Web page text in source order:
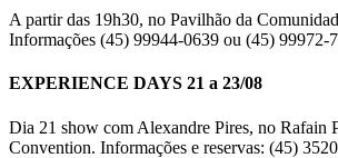
A partir das 19h30, no Pavilhão da
Informações (45) 99944-0639 ou (45) 99972-
EXPERIENCE DAYS 21 a 23/08
Dia 21 show com Alexandre Pires, no Rafain
Convention. Informações e reservas: (45)